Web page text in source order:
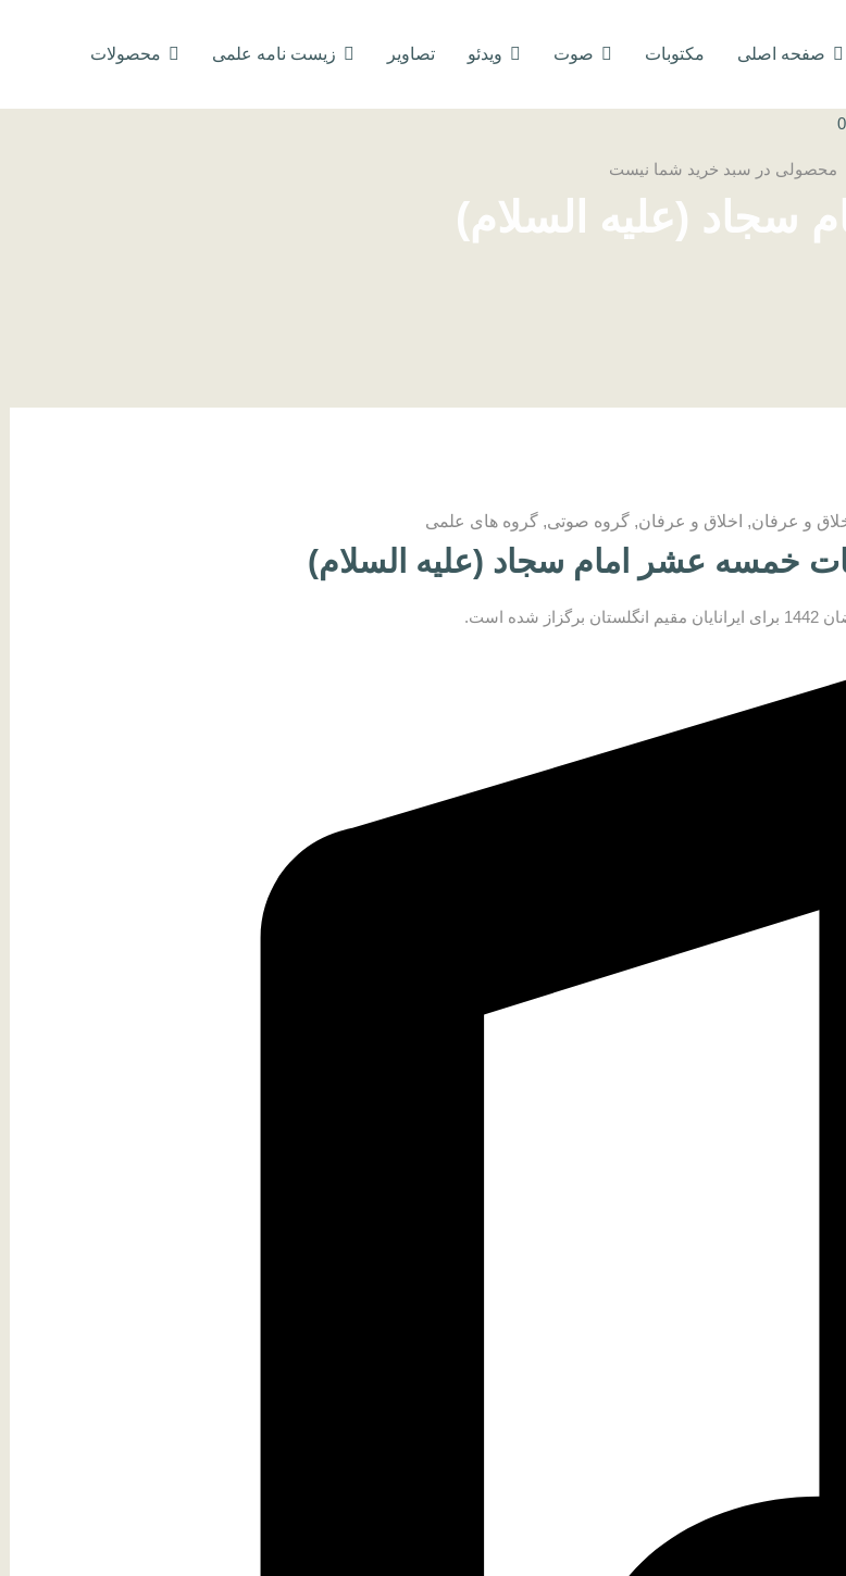
صفحه اصلی مکتوبات صوت ویدئو تصاویر زیست نامه علمی محصولات
0
محصولی در سبد خرید شما نیست
سجاد (علیه السلام)
و عرفان, اخلاق و عرفان, گروه صوتی, گروه های علمی
خمسه عشر امام سجاد (علیه السلام)
است.